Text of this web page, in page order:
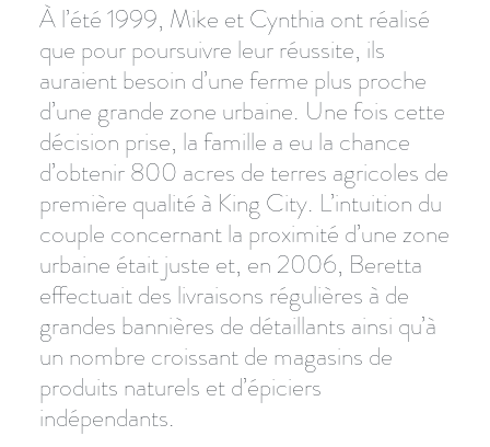
À l’été 1999, Mike et Cynthia ont réalisé
que pour poursuivre leur réussite, ils
auraient besoin d’une ferme plus proche
d’une grande zone urbaine. Une fois cette
décision prise, la famille a eu la chance
d’obtenir 800 acres de terres agricoles de
première qualité à King City. L’intuition du
couple concernant la proximité d’une zone
urbaine était juste et, en 2006, Beretta
effectuait des livraisons régulières à de
grandes bannières de détaillants ainsi qu’à
un nombre croissant de magasins de
produits naturels et d’épiciers
indépendants.